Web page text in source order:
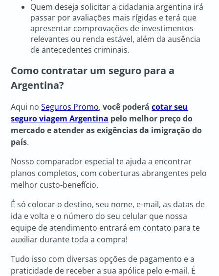
Quem deseja solicitar a cidadania argentina irá
passar por avaliações mais rígidas e terá que
apresentar comprovações de investimentos
relevantes ou renda estável, além da ausência
de antecedentes criminais.
Como contratar um seguro para a
Argentina?
Aqui noSeguros Promo,você poderácotar seu
seguro viagem Argentina pelo melhor preço do
mercado e atender as exigências da imigração do
país.
Nosso comparador especial te ajuda a encontrar
planos completos, com coberturas abrangentes pelo
melhor custo-benefício.
É só colocar o destino, seu nome, e-mail, as datas de
ida e volta e o número do seu celular que nossa
equipe de atendimento entrará em contato para te
auxiliar durante toda a compra!
Tudo isso com diversas opções de pagamento e a
praticidade de receber a sua apólice pelo e-mail. É